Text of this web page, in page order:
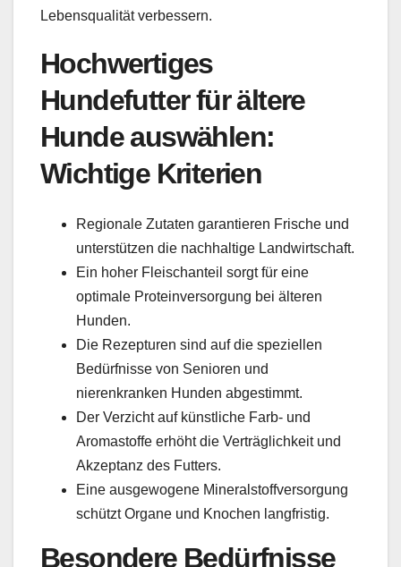
Lebensqualität verbessern.
Hochwertiges
Hundefutter für ältere
Hunde auswählen:
Wichtige Kriterien
Regionale Zutaten garantieren Frische und
unterstützen die nachhaltige Landwirtschaft.
Ein hoher Fleischanteil sorgt für eine
optimale Proteinversorgung bei älteren
Hunden.
Die Rezepturen sind auf die speziellen
Bedürfnisse von Senioren und
nierenkranken Hunden abgestimmt.
Der Verzicht auf künstliche Farb- und
Aromastoffe erhöht die Verträglichkeit und
Akzeptanz des Futters.
Eine ausgewogene Mineralstoffversorgung
schützt Organe und Knochen langfristig.
Besondere Bedürfnisse